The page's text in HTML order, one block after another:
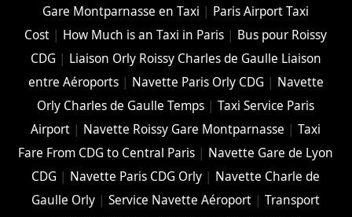
Gare Montparnasse en Taxi | Paris Airport Taxi
Cost | How Much is an Taxi in Paris | Bus pour Roissy
CDG | Liaison Orly Roissy Charles de Gaulle Liaison
entre Aéroports| Navette Paris Orly CDG | Navette
Orly Charles de Gaulle Temps |Taxi Service Paris
Airport | Navette Roissy Gare Montparnasse |Taxi
Fare From CDG to Central Paris | Navette Gare de Lyon
CDG | Navette Paris CDG Orly | Navette Charle de
Gaulle Orly |Service Navette Aéroport |Transport